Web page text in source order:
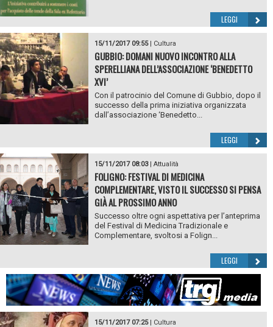
LEGGI
15/11/2017 09:55| Cultura
GUBBIO: DOMANI NUOVO INCONTRO ALLA
SPERELLIANA DELL’ASSOCIAZIONE ‘BENEDETTO
XVI’
Con il patrocinio del Comune di Gubbio, dopo il
successo della prima iniziativa organizzata
dall’associazione ‘Benedetto...
LEGGI
15/11/2017 08:03| Attualità
FOLIGNO: FESTIVAL DI MEDICINA
COMPLEMENTARE, VISTO IL SUCCESSO SI PENSA
GIÀ AL PROSSIMO ANNO
Successo oltre ogni aspettativa per l’anteprima
del Festival di Medicina Tradizionale e
Complementare, svoltosi a Folign...
LEGGI
15/11/2017 07:25| Cultura